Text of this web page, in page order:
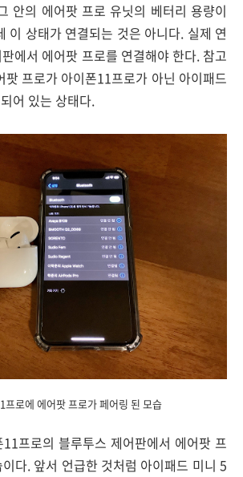
안의 에어팟 프로 유닛의 베터리 용량이
이 상태가 연결되는 것은 아니다. 실제 연
에서 에어팟 프로를 연결해야 한다. 참고
팟 프로가 아이폰11프로가 아닌 아이패드
어 있는 상태다.
프로에 에어팟 프로가 페어링 된 모습
프로의 블루투스 제어판에서 에어팟 프
다. 앞서 언급한 것처럼 아이패드 미니 5